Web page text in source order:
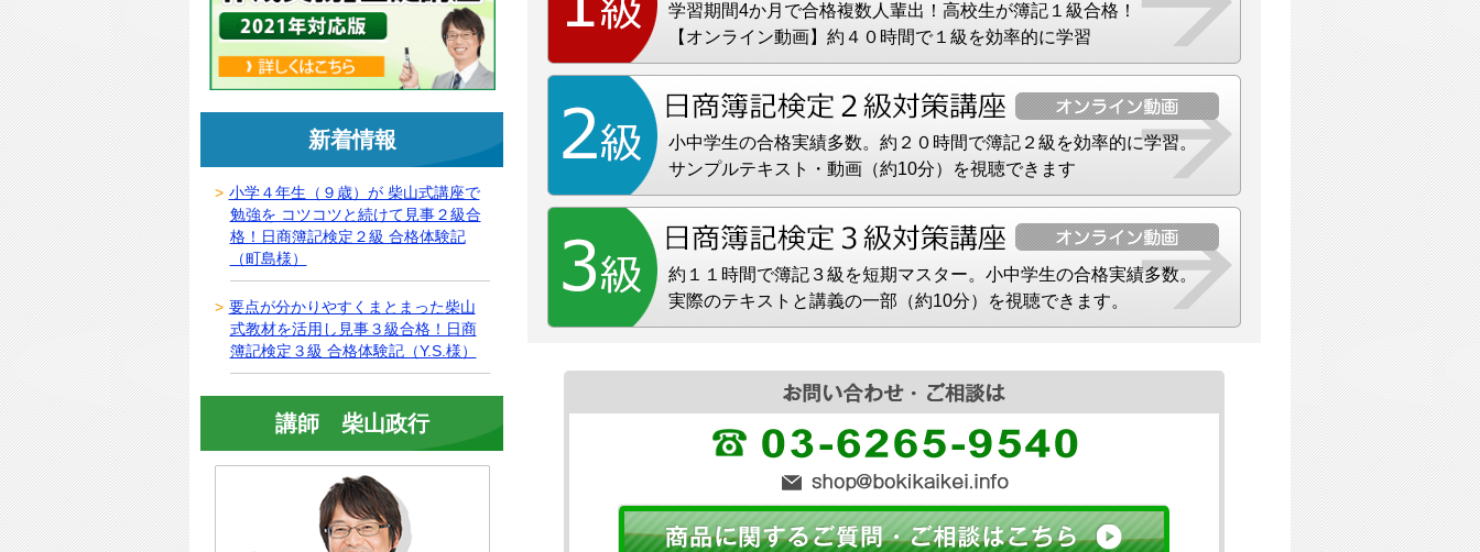
学習期間4か月で合格複数人輩出！高校生が簿記１級合格！
【オンライン動画】約４０時間で１級を効率的に学習
小中学生の合格実績多数。約２０時間で簿記２級を効率的に学習。
サンプルテキスト・動画（約10分）を視聴できます
約１１時間で簿記３級を短期マスター。小中学生の合格実績多数。
実際のテキストと講義の一部（約10分）を視聴できます。
新着情報
小学４年生（９歳）が 柴山式講座で
勉強を コツコツと続けて見事２級合
格！日商簿記検定２級 合格体験記
（町島様）
要点が分かりやすくまとまった柴山
式教材を活用し見事３級合格！日商
簿記検定３級 合格体験記（Y.S.様）
講師 柴山政行